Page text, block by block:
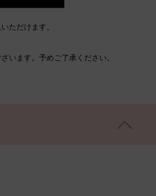
ただけます。
います。予めご了承ください。